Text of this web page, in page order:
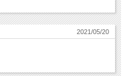
2021/05/20